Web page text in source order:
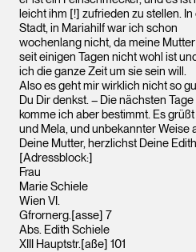
leicht ihm [!] zufrieden zu stellen. In
Stadt, in Mariahilf war ich schon
wochenlang nicht, da meine Mutter
seit einigen Tagen nicht wohl ist
ich die ganze Zeit um sie sein will.
Also es geht mir wirklich nicht so
Du Dir denkst. – Die nächsten Tage
komme ich aber bestimmt. Es
und Mela, und unbekannter Weise
Deine Mutter, herzlichst Deine
[Adressblock:]
Frau
Marie Schiele
Wien VI.
Gfrornerg.[asse] 7
Abs. Edith Schiele
XIII Hauptstr.[aße] 101